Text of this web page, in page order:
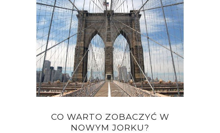
CO WARTO ZOBACZYĆ W
NOWYM JORKU?